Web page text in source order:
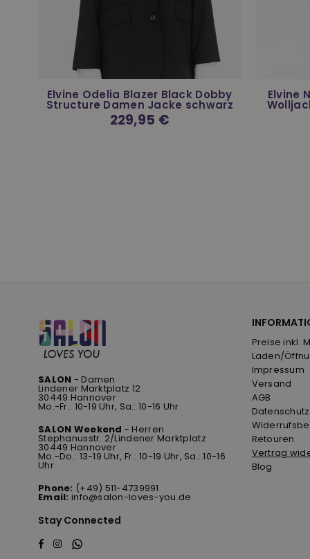
Elvine Odelia Blazer Black Dobby
Structure Damen Jacke schwarz
Normaler
Preis
229,95 €
Elvine
SALON - Damen
Lindener Marktplatz 12
30449 Hannover
Mo.-Fr.: 10-19 Uhr, Sa.: 10-16 Uhr
SALON Weekend - Herren
Stephanusstr. 2/Lindener Marktplatz
30449 Hannover
Mo.-Do.: 13-19 Uhr, Fr.: 10-19 Uhr, Sa.: 10-16
Uhr
Phone: (+49) 511-4739991
Email: info@salon-loves-you.de
Stay Connected
Facebook
InstagramWhatsapp
Preise inkl.
Laden/
Impressum
Versand
AGB
Datenschutz
Retouren
Vertrag
Blog